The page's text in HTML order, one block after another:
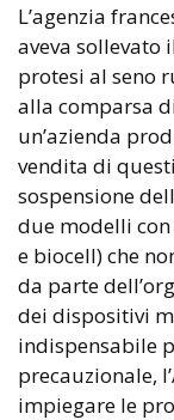
L’agenzia
aveva sollevato
protesi al seno
alla comparsa
un’azienda
vendita di
sospensione
due modelli
e biocell) che
da parte
dei dispositivi
indispensabile
precauzionale,
impiegare le